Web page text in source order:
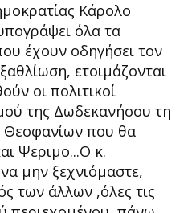
Κάρολο
όλα τα
έχουν οδηγήσει τον
ετοιμάζονται
οι πολιτικοί
της Δωδεκανήσου τη
Θεοφανίων που θα
Ψεριμο...Ο κ.
μην ξεχνιόμαστε,
των άλλων ,όλες τις